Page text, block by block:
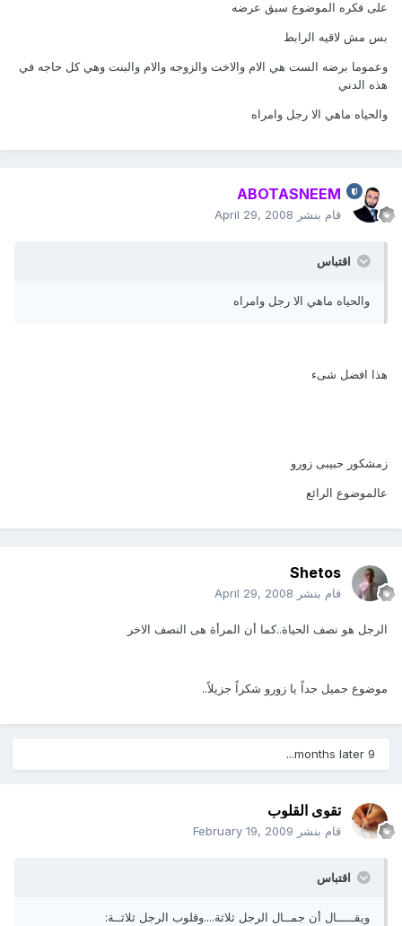
على فكره الموضوع سبق عرضه
بس مش لاقيه الرابط
وعموما برضه الست هي الام والاخت والزوجه والام والبنت وهي كل حاجه في
هذه الدني
والحياه ماهي الا رجل وامراه
ABOTASNEEM
قام بنشر April 29, 2008
اقتباس
والحياه ماهي الا رجل وامراه
هذا افضل شىء
زمشكور حبيبى زورو
عالموضوع الرائع
Shetos
قام بنشر April 29, 2008
الرجل هو نصف الحياة..كما أن المرأة هى النصف الاخر
موضوع جميل جداً يا زورو شكراً جزيلاً..
9 months later...
تقوى القلوب
قام بنشر February 19, 2009
اقتباس
ويقـــــال أن جمــال الرجل ثلاثة....وقلوب الرجل ثلاثــة: